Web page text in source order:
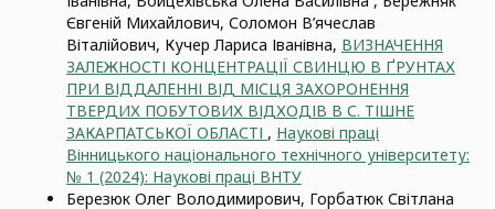
Євгеній Михайлович, Соломон В’ячеслав
Віталійович, Кучер Лариса Іванівна, ВИЗНАЧЕННЯ
ЗАЛЕЖНОСТІ КОНЦЕНТРАЦІЇ СВИНЦЮ В ҐРУНТАХ
ПРИ ВІДДАЛЕННІ ВІД МІСЦЯ ЗАХОРОНЕННЯ
ТВЕРДИХ ПОБУТОВИХ ВІДХОДІВ В С. ТІШНЕ
ЗАКАРПАТСЬКОЇ ОБЛАСТІ , Наукові праці
Вінницького національного технічного університету:
№ 1 (2024): Наукові праці ВНТУ
Березюк Олег Володимирович, Горбатюк Світлана